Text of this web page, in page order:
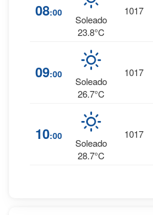
08:00
Soleado
23.8°C
1017
09:00
Soleado
26.7°C
1017
10:00
Soleado
28.7°C
1017